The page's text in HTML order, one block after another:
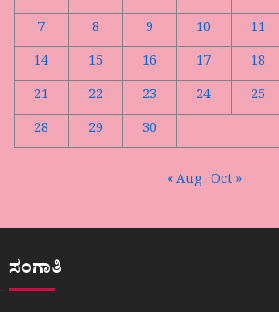
7
8 9 10 11
14
15 16 17 18
21
22 23 24 25
28
29 30
« Aug Oct »
ಸಂಗಾತಿ